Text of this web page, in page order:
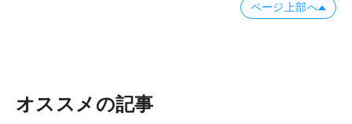
ページ上部へ
オススメの記事